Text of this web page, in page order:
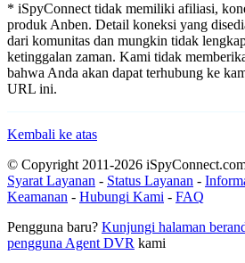
* iSpyConnect tidak memiliki afiliasi,
produk Anben. Detail koneksi yang
dari komunitas dan mungkin tidak
ketinggalan zaman. Kami tidak
bahwa Anda akan dapat terhubung ke
URL ini.
Kembali ke atas
© Copyright 2011-2026
Syarat Layanan - Status Layanan -
Keamanan - Hubungi Kami - FAQ
Pengguna baru? Kunjungi halaman
pengguna Agent DVR kami